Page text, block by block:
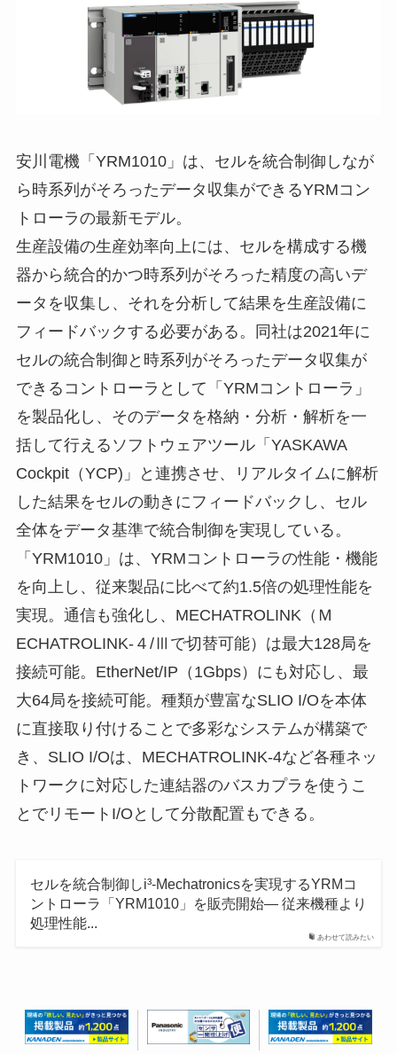
安川電機「YRM1010」は、セルを統合制御しなが
ら時系列がそろったデータ収集ができるYRMコン
トローラの最新モデル。
生産設備の生産効率向上には、セルを構成する機
器から統合的かつ時系列がそろった精度の高いデ
ータを収集し、それを分析して結果を生産設備に
フィードバックする必要がある。同社は2021年に
セルの統合制御と時系列がそろったデータ収集が
できるコントローラとして「YRMコントローラ」
を製品化し、そのデータを格納・分析・解析を一
括して行えるソフトウェアツール「YASKAWA
Cockpit（YCP)」と連携させ、リアルタイムに解析
した結果をセルの動きにフィードバックし、セル
全体をデータ基準で統合制御を実現している。
「YRM1010」は、YRMコントローラの性能・機能
を向上し、従来製品に比べて約1.5倍の処理性能を
実現。通信も強化し、MECHATROLINK（Ｍ
ECHATROLINK-４/Ⅲで切替可能）は最大128局を
接続可能。EtherNet/IP（1Gbps）にも対応し、最
大64局を接続可能。種類が豊富なSLIO I/Oを本体
に直接取り付けることで多彩なシステムが構築で
き、SLIO I/Oは、MECHATROLINK-4など各種ネッ
トワークに対応した連結器のバスカプラを使うこ
とでリモートI/Oとして分散配置もできる。
あわせて読みたい
セルを統合制御しi³-Mechatronicsを実現するYRMコ
ントローラ「YRM1010」を販売開始― 従来機種より
処理性能...